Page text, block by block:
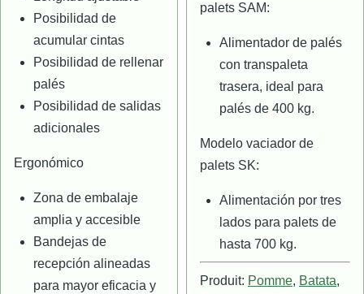
Posibilidad de
acumular cintas
Posibilidad de rellenar
palés
Posibilidad de salidas
adicionales
Ergonómico
Zona de embalaje
amplia y accesible
Bandejas de
recepción alineadas
para mayor eficacia y
palets SAM:
Alimentador de palés
con transpaleta
trasera, ideal para
palés de 400 kg.
Modelo vaciador de
palets SK:
Alimentación por tres
lados para palets de
hasta 700 kg.
Produit: Pomme, Batata,